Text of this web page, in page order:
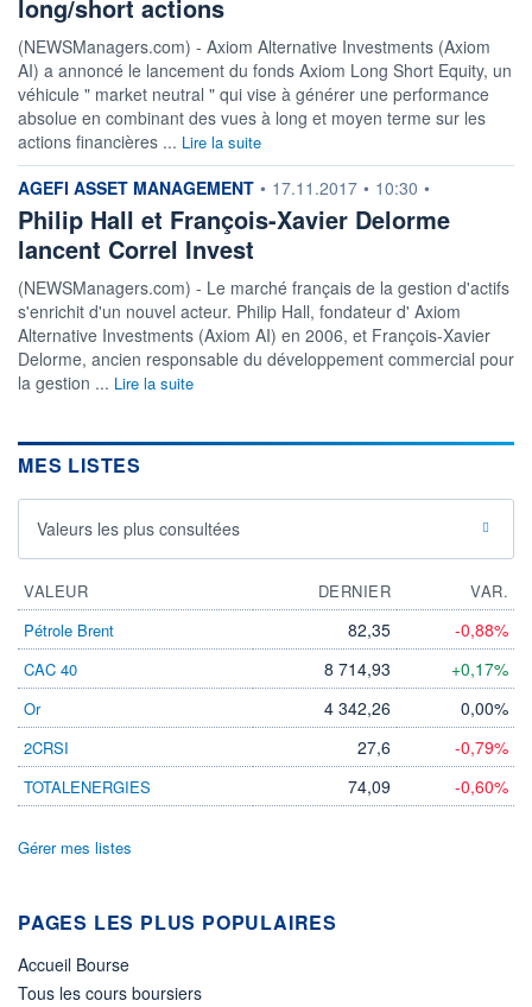
long/short actions
(NEWSManagers.com) - Axiom Alternative Investments (Axiom
AI) a annoncé le lancement du fonds Axiom Long Short Equity, un
véhicule " market neutral " qui vise à générer une performance
absolue en combinant des vues à long et moyen terme sur les
actions financières ... Lire la suite
information fournie par
AGEFI ASSET MANAGEMENT • 17.11.2017 • 10:30 •
Philip Hall et François-Xavier Delorme
lancent Correl Invest
(NEWSManagers.com) - Le marché français de la gestion d'actifs
s'enrichit d'un nouvel acteur. Philip Hall, fondateur d' Axiom
Alternative Investments (Axiom AI) en 2006, et François-Xavier
Delorme, ancien responsable du développement commercial pour
la gestion ... Lire la suite
MES LISTES
Valeurs les plus consultées
VALEUR DERNIER
VAR.
Pétrole Brent
82,35 -0,88%
CAC 40 8 714,93 +0,17%
Or 4 342,26 0,00%
2CRSI 27,6 -0,79%
TOTALENERGIES 74,09 -0,60%
Gérer mes listes
PAGES LES PLUS POPULAIRES
Accueil Bourse
Tous les cours boursiers